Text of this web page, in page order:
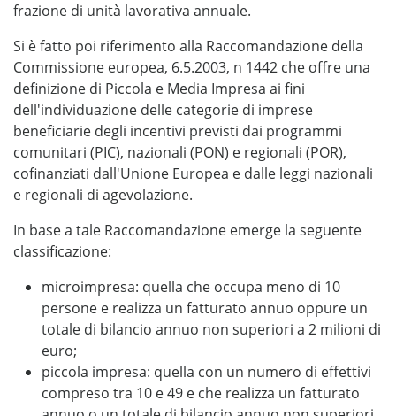
frazione di unità lavorativa annuale.
Si è fatto poi riferimento alla Raccomandazione della
Commissione europea, 6.5.2003, n 1442 che offre una
definizione di Piccola e Media Impresa ai fini
dell'individuazione delle categorie di imprese
beneficiarie degli incentivi previsti dai programmi
comunitari (PIC), nazionali (PON) e regionali (POR),
cofinanziati dall'Unione Europea e dalle leggi nazionali
e regionali di agevolazione.
In base a tale Raccomandazione emerge la seguente
classificazione:
microimpresa: quella che occupa meno di 10
persone e realizza un fatturato annuo oppure un
totale di bilancio annuo non superiori a 2 milioni di
euro;
piccola impresa: quella con un numero di effettivi
compreso tra 10 e 49 e che realizza un fatturato